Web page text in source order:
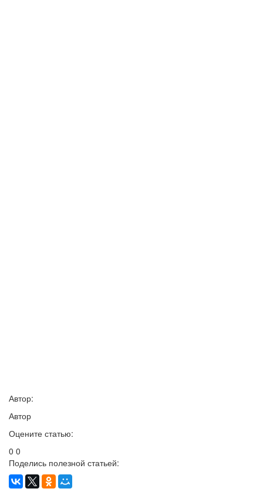
Автор:
Автор
Оцените статью:
0 0
Поделись полезной статьей: